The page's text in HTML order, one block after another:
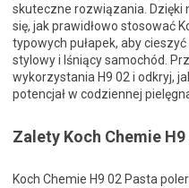
skuteczne rozwiązania.
się, jak prawidłowo stosować
typowych pułapek, aby
stylowy i lśniący samochód.
wykorzystania H9 02 i odkryj,
potencjał w codziennej
Zalety Koch Chemie
Koch Chemie H9 02 Pasta